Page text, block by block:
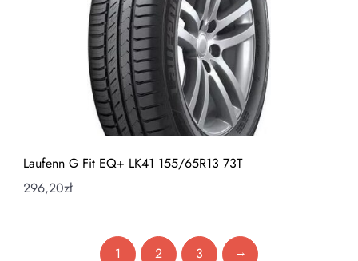
Laufenn G Fit EQ+ LK41 155/65R13 73T
296,20zł
1 2 3 →